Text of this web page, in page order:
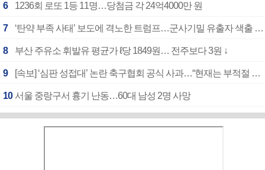
6 1236회 로또 1등 11명…당첨금 각 24억4000만 원
7 ‘탄약 부족 사태’ 보도에 격노한 트럼프…군사기밀 유출자 색출 지시
8 부산 주유소 휘발유 평균가 ℓ당 1849원… 전주보다 3원 ↓
9 [속보] ‘심판 성접대’ 논란 축구협회 공식 사과…“현재는 부적절 행위 없어”
10 서울 중랑구서 흉기 난동…60대 남성 2명 사망